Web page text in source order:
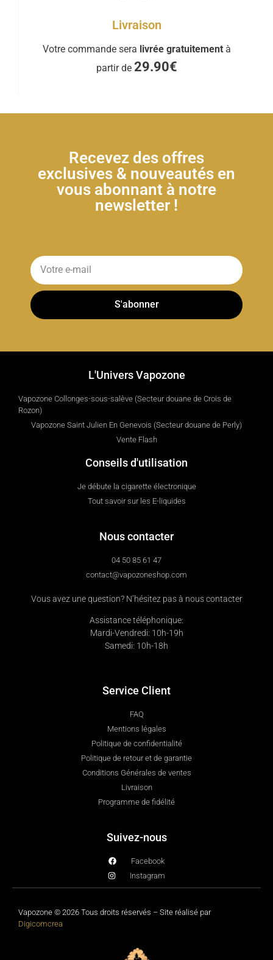
Livraison
Votre commande sera livrée gratuitement à
partir de 29.90€
Recevez des offres
exclusives & nouveautés en
vous abonnant à notre
newsletter !
S'abonner
L'Univers Vapozone
Vapozone Collonges-sous-salève (Secteur douane de Crois de
Rozon)
Vapozone Saint Julien En Genevois (Secteur douane de Perly)
Vente Flash
Conseils d'utilisation
Je débute la cigarette électronique
Tout savoir sur les E-liquides
Nous contacter
04 50 85 61 47
contact@vapozoneshop.com
Vous avez une question? N’hésitez pas à nous contacter
Assistance téléphonique:
Mardi-Vendredi: 10h-19h
Samedi: 10h-18h
Service Client
FAQ
Mentions légales
Politique de confidentialité
Politique de retour et de garantie
Conditions Générales de ventes
Livraison
Programme de fidélité
Suivez-nous
Facebook
Instagram
Vapozone © 2026 Tous droits réservés – Site réalisé par
Digicomcrea